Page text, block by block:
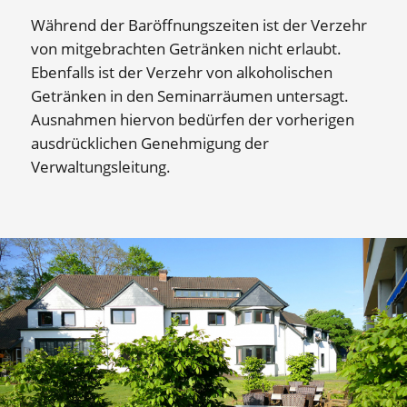
Während der Baröffnungszeiten ist der Verzehr
von mitgebrachten Getränken nicht erlaubt.
Ebenfalls ist der Verzehr von alkoholischen
Getränken in den Seminarräumen untersagt.
Ausnahmen hiervon bedürfen der vorherigen
ausdrücklichen Genehmigung der
Verwaltungsleitung.